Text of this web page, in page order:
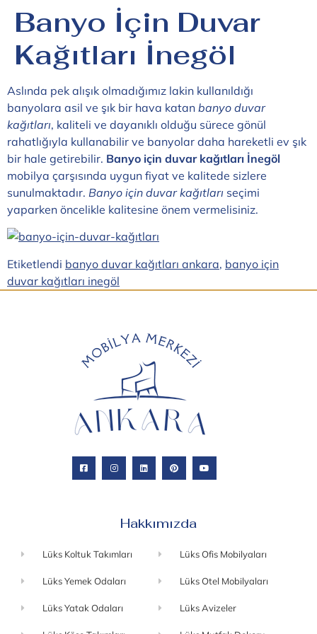
Banyo İçin Duvar
Kağıtları İnegöl
Aslında pek alışık olmadığımız lakin kullanıldığı
banyolara asil ve şık bir hava katan banyo duvar
kağıtları, kaliteli ve dayanıklı olduğu sürece gönül
rahatlığıyla kullanabilir ve banyolar daha hareketli ev şık
bir hale getirebilir. Banyo için duvar kağıtları İnegöl
mobilya çarşısında uygun fiyat ve kalitede sizlere
sunulmaktadır. Banyo için duvar kağıtları seçimi
yaparken öncelikle kalitesine önem vermelisiniz.
Etiketlendi banyo duvar kağıtları ankara, banyo için
duvar kağıtları inegöl
Hakkımızda
Lüks Koltuk Takımları
Lüks Yemek Odaları
Lüks Yatak Odaları
Lüks Ofis Mobilyaları
Lüks Otel Mobilyaları
Lüks Avizeler